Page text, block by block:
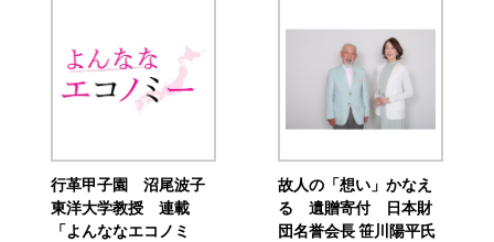
行革甲子園 沼尾波子
東洋大学教授 連載
「よんななエコノミ
故人の「想い」かなえ
る 遺贈寄付 日本財
団名誉会長 笹川陽平氏